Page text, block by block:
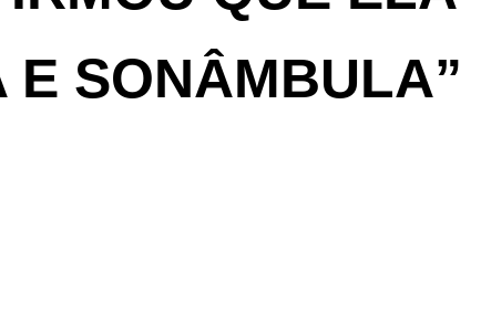
E SONÂMBULA”